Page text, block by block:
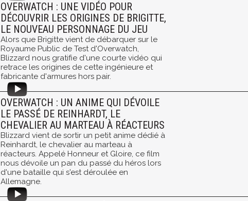
OVERWATCH : UNE VIDÉO POUR
DÉCOUVRIR LES ORIGINES DE BRIGITTE,
LE NOUVEAU PERSONNAGE DU JEU
Alors que Brigitte vient de débarquer sur le
Royaume Public de Test d'Overwatch,
Blizzard nous gratifie d'une courte vidéo qui
retrace les origines de cette ingénieure et
fabricante d'armures hors pair.
OVERWATCH : UN ANIME QUI DÉVOILE
LE PASSÉ DE REINHARDT, LE
CHEVALIER AU MARTEAU À RÉACTEURS
Blizzard vient de sortir un petit anime dédié à
Reinhardt, le chevalier au marteau à
réacteurs. Appelé Honneur et Gloire, ce film
nous dévoile un pan du passé du héros lors
d'une bataille qui s'est déroulée en
Allemagne.